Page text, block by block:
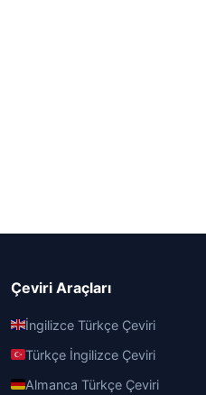
Çeviri Araçları
İngilizce Türkçe Çeviri
Türkçe İngilizce Çeviri
Almanca Türkçe Çeviri